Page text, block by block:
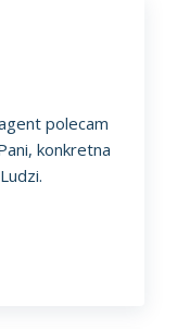
polecam
konkretna